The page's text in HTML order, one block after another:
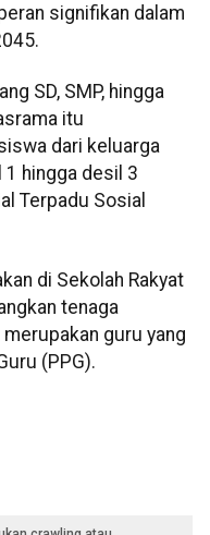
signifikan dalam
SD, SMP, hingga
itu
dari keluarga
hingga desil 3
Terpadu Sosial
di Sekolah Rakyat
tenaga
guru yang
(PPG).